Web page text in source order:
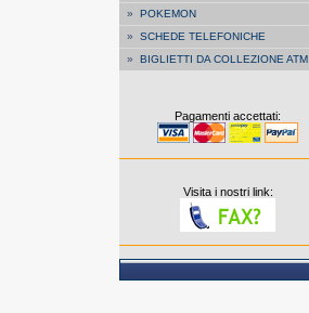
» POKEMON
» SCHEDE TELEFONICHE
» BIGLIETTI DA COLLEZIONE ATM
Pagamenti accettati:
Visita i nostri link: